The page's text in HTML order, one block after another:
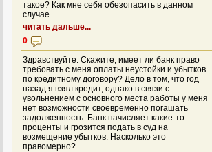
такое? Как мне себя обезопасить в данном
случае
читать дальше...
0
Здравствуйте. Скажите, имеет ли банк право
требовать с меня оплаты неустойки и убытков
по кредитному договору? Дело в том, что год
назад я взял кредит, однако в связи с
увольнением с основного места работы у меня
нет возможности своевременно погашать
задолженность. Банк начисляет какие-то
проценты и грозится подать в суд на
возмещение убытков. Насколько это
правомерно?